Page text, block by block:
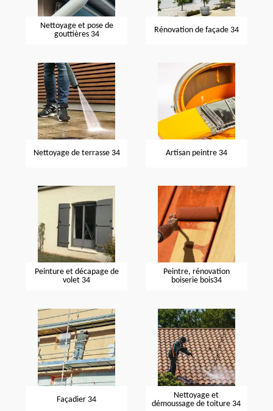
Nettoyage et pose de
gouttières 34
Rénovation de façade 34
Nettoyage de terrasse 34 Artisan peintre 34
Peinture et décapage de
volet 34
Peintre, rénovation
boiserie bois34
Façadier 34
Nettoyage et
démoussage de toiture 34